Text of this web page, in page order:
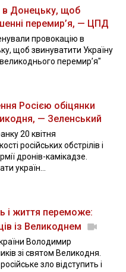
в Донецьку, щоб
перемир’я, — ЦПД
провокацію в
щоб звинуватити Україну
перемир’я"
Росією обіцянки
— Зеленський
20 квітня
російських обстрілів і
дронів-камікадзе.
україн...
і життя переможе:
із Великоднем
Володимир
зі святом Великодня.
зло відступить і